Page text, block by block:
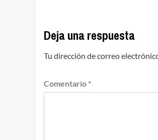
Deja una respuesta
Tu dirección de correo
Comentario *